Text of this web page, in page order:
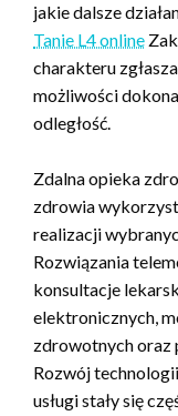
jakie dalsze
Tanie L4 online
charakteru
możliwości
odległość.
Zdalna opieka
zdrowia
realizacji
Rozwiązania
konsultacje
elektronicznych,
zdrowotnych oraz
Rozwój
usługi stały się